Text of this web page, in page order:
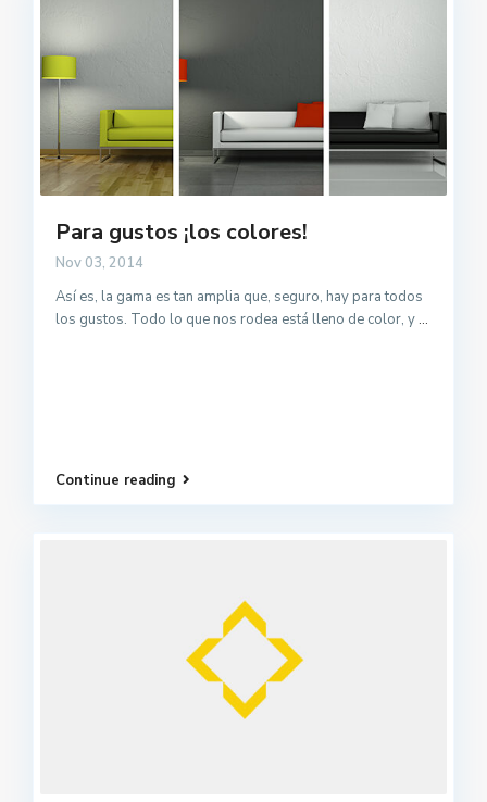
Para gustos ¡los colores!
Nov 03, 2014
Así es, la gama es tan amplia que, seguro, hay para todos
los gustos. Todo lo que nos rodea está lleno de color, y...
Continue reading